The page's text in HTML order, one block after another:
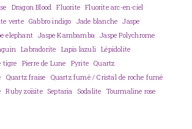
Dragon Blood Fluorite Fluorite arc-en-ciel
verte Gabbro indigo Jade blanche
Jaspe
elephant Jaspe Kambamba Jaspe Polychrome
Labradorite Lapis lazuli Lépidolite
tigre Pierre de Lune Pyrite Quartz
Quartz fraise
Quartz fumé / Cristal de roche fumé
Ruby zoïsite Septaria Sodalite
Tourmaline rose